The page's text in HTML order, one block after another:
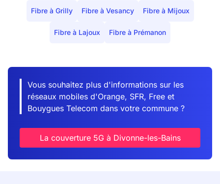
Fibre à Grilly Fibre à Vesancy Fibre à Mijoux
Fibre à Lajoux Fibre à Prémanon
Vous souhaitez plus d'informations sur les
réseaux mobiles d'Orange, SFR, Free et
Bouygues Telecom dans votre commune ?
La couverture 5G à Divonne-les-Bains